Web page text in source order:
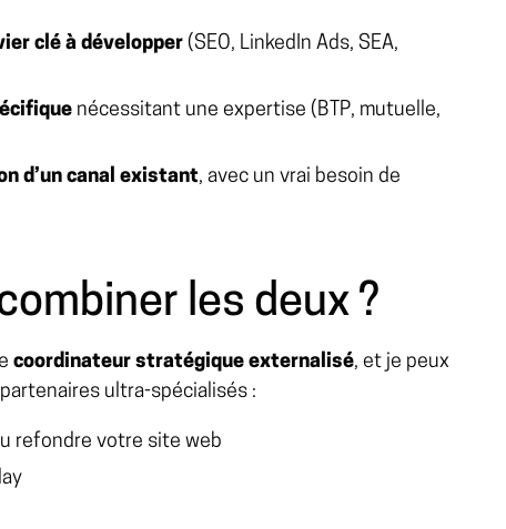
clé à développer(SEO, LinkedIn Ads, SEA,
nécessitant une expertise (BTP, mutuelle,
d’un canal existant, avec un vrai besoin de
les deux ?
coordinateur stratégique externalisé, et je peux
ultra-spécialisés :
refondre votre site web